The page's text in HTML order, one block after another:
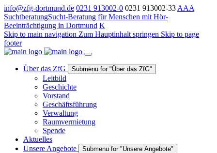
info@zfg-dortmund.de 0231 913002-0 0231 913002-33 AAA
SuchtberatungSucht-Beratung für Menschen mit Hör-
Beeinträchtigung in Dortmund K
Skip to main navigation Zum Hauptinhalt springen Skip to page
footer
Über das ZfG Submenu for "Über das ZfG"
Leitbild
Geschichte
Vorstand
Geschäftsführung
Verwaltung
Raumvermietung
Spende
Aktuelles
Unsere Angebote
Submenu for "Unsere Angebote"